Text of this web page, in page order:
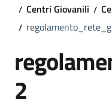
Centri Giovanili
2